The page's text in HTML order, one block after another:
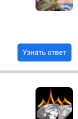
Узнать ответ